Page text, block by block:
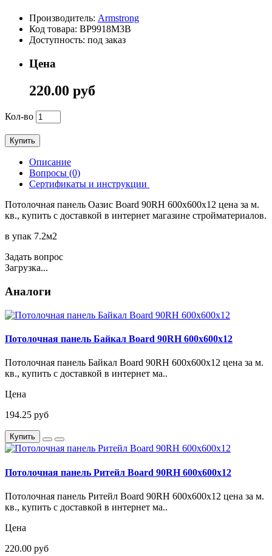
Производитель: Armstrong
Код товара: BP9918M3B
Доступность: под заказ
Цена
220.00 руб
Кол-во
Купить
Описание
Вопросы (0)
Сертификаты и инструкции
Потолочная панель Оазис Board 90RH 600х600х12 цена за м.
кв., купить с доставкой в интернет магазине стройматериалов.
в упак 7.2м2
Задать вопрос
Загрузка...
Аналоги
Потолочная панель Байкал Board 90RH 600х600х12
Потолочная панель Байкал Board 90RH 600х600х12 цена за м.
кв., купить с доставкой в интернет ма..
Цена
194.25 руб
Купить
Потолочная панель Ритейл Board 90RH 600х600х12
Потолочная панель Ритейл Board 90RH 600х600х12 цена за м.
кв., купить с доставкой в интернет ма..
Цена
220.00 руб